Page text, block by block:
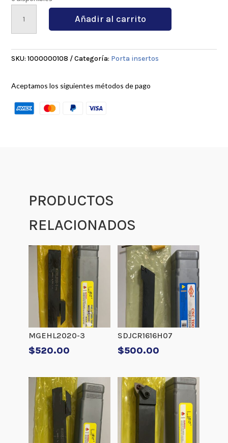
MWLNL2525M08
cantidad
Añadir al carrito
SKU:1000000108 Categoría: Porta insertos
Aceptamos los siguientes métodos de pago
PRODUCTOS
RELACIONADOS
MGEHL2020-3
$520.00
SDJCR1616H07
$500.00